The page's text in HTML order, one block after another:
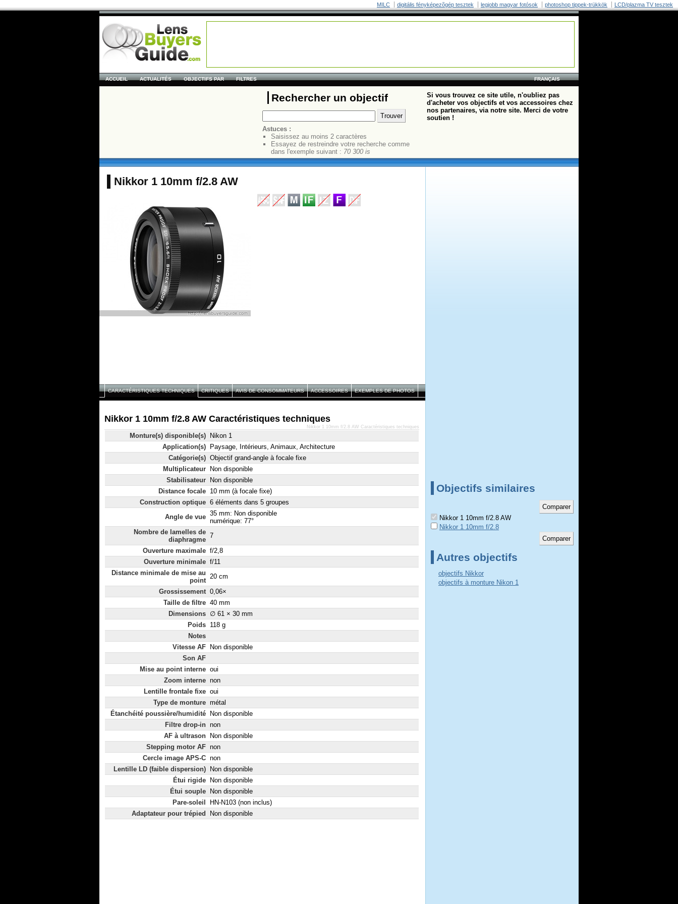
MILC digitális fényképezõgép tesztek legjobb magyar fotósok photoshop tippek-trükkök LCD/plazma TV tesztek
FRANÇAIS
ACCUEIL ACTUALITÉS OBJECTIFS PAR FILTRES
Rechercher un objectif
Astuces :
Saisissez au moins 2 caractères
Essayez de restreindre votre recherche comme
dans l'exemple suivant : 70 300 is
Si vous trouvez ce site utile, n'oubliez pas
d'acheter vos objectifs et vos accessoires chez
nos partenaires, via notre site. Merci de votre
soutien !
Nikkor 1 10mm f/2.8 AW
CARACTÉRISTIQUES TECHNIQUES CRITIQUES AVIS DE CONSOMMATEURS ACCESSOIRES EXEMPLES DE PHOTOS
Nikkor 1 10mm f/2.8 AW Caractéristiques techniques
Monture(s) disponible(s)
Nikon 1
Application(s)
Paysage, Intérieurs, Animaux, Architecture
Catégorie(s) Objectif grand-angle à focale fixe
Multiplicateur
Non disponible
Stabilisateur
Non disponible
Distance focale 10 mm (à focale fixe)
Construction optique 6 éléments dans 5 groupes
Angle de vue 35 mm: Non disponible
numérique: 77°
Nombre de lamelles de
diaphragme
7
Ouverture maximale f/2,8
Ouverture minimale f/11
Distance minimale de mise au
point
20 cm
Grossissement 0,06×
Taille de filtre 40 mm
Dimensions ∅ 61 × 30 mm
Poids 118 g
Notes
Vitesse AF
Non disponible
Son AF
Mise au point interne oui
Zoom interne non
Lentille frontale fixe oui
Type de monture métal
Étanchéité poussière/humidité
Non disponible
Filtre drop-in non
AF à ultrason
Non disponible
Stepping motor AF non
Cercle image APS-C non
Lentille LD (faible dispersion)
Non disponible
Étui rigide
Non disponible
Étui souple
Non disponible
Pare-soleil
HN-N103 (non inclus)
Adaptateur pour trépied
Non disponible
Nikkor 1 10mm f/2.8 AW Caractéristiques techniques
Objectifs similaires
Nikkor 1 10mm f/2.8 AW
Nikkor 1 10mm f/2.8
Autres objectifs
objectifs Nikkor
objectifs à monture Nikon 1